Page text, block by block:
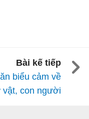
Bài kế tiếp
biểu cảm về
vật, con người